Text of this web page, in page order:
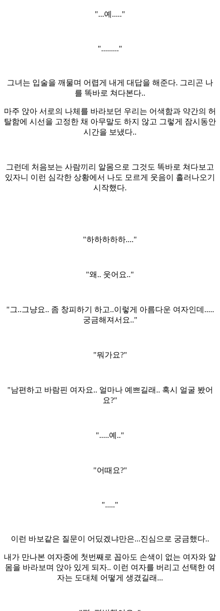
"...예....."
"........."
그녀는 입술을 깨물며 어렵게 내게 대답을 해준다. 그리곤 나
를 똑바로 쳐다본다..
마주 앉아 서로의 나체를 바라보던 우리는 어색함과 약간의 허
탈함에 시선을 고정한 채 아무말도 하지 않고 그렇게 잠시동안
시간을 보냈다..
그런데 처음보는 사람끼리 알몸으로 그것도 똑바로 쳐다보고
있자니 이런 심각한 상황에서 나도 모르게 웃음이 흘러나오기
시작했다.
"하하하하하...."
"왜.. 웃어요.."
"그..그냥요.. 좀 창피하기 하고..이렇게 아름다운 여자인데.....
궁금해져서요.."
"뭐가요?"
"남편하고 바람핀 여자요.. 얼마나 예쁘길래.. 혹시 얼굴 봤어
요?"
".....예.."
"어때요?"
"....."
이런 바보같은 질문이 어딨겠냐만은...진심으로 궁금했다..
내가 만나본 여자중에 첫번째로 꼽아도 손색이 없는 여자와 알
몸을 바라보며 앉아 있게 되자.. 이런 여자를 버리고 선택한 여
자는 도대체 어떻게 생겼길래...